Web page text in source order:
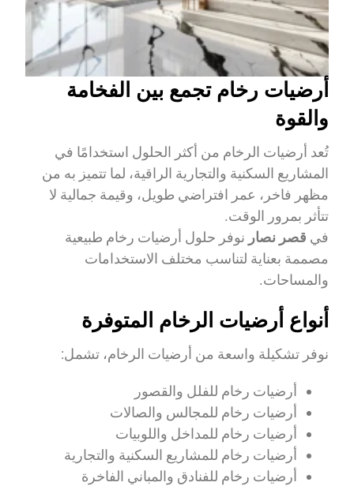
أرضيات رخام تجمع بين الفخامة
والقوة
تُعد أرضيات الرخام من أكثر الحلول استخدامًا في
المشاريع السكنية والتجارية الراقية، لما تتميز به من
مظهر فاخر، عمر افتراضي طويل، وقيمة جمالية لا
تتأثر بمرور الوقت.
في قصر نصار نوفر حلول أرضيات رخام طبيعية
مصممة بعناية لتناسب مختلف الاستخدامات
والمساحات.
أنواع أرضيات الرخام المتوفرة
نوفر تشكيلة واسعة من أرضيات الرخام، تشمل:
أرضيات رخام للفلل والقصور
أرضيات رخام للمجالس والصالات
أرضيات رخام للمداخل واللوبيات
أرضيات رخام للمشاريع السكنية والتجارية
أرضيات رخام للفنادق والمباني الفاخرة